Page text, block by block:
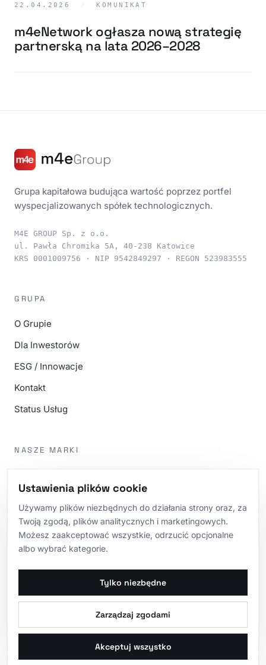
22.04.2026 KOMUNIKAT
m4eNetwork ogłasza nową strategię
partnerską na lata 2026–2028
Grupa kapitałowa budująca wartość poprzez portfel
wyspecjalizowanych spółek technologicznych.
M4E GROUP Sp. z o.o.
ul. Pawła Chromika 5A, 40-238 Katowice
KRS 0001009756 · NIP 9542849297 · REGON 523983555
GRUPA
O Grupie
Dla Inwestorów
ESG / Innowacje
Kontakt
Status Usług
NASZE MARKI
m4eWebsite
m4eTech
m4eNetwork
© 2026 m4eGroup. Wszelkie prawa zastrzeżone.
Polityka prywatnościRegulaminZarządzaj ciasteczkami
Ustawienia plików cookie
Używamy plików niezbędnych do działania strony oraz, za
Twoją zgodą, plików analitycznych i marketingowych.
Możesz zaakceptować wszystkie, odrzucić opcjonalne
albo wybrać kategorie.
Tylko niezbędne
Zarządzaj zgodami
Akceptuj wszystko